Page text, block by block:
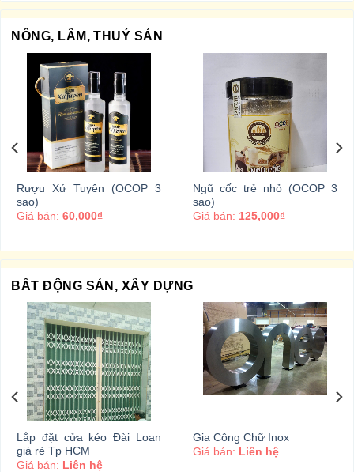
NÔNG, LÂM, THUỶ SẢN
Rượu Xứ Tuyên (OCOP 3
sao)
Giá bán: 60,000₫
Ngũ cốc trẻ nhỏ (OCOP 3
sao)
Giá bán: 125,000₫
BẤT ĐỘNG SẢN, XÂY DỰNG
Lắp đặt cửa kéo Đài Loan
giá rẻ Tp HCM
Giá bán: Liên hệ
Gia Công Chữ Inox
Giá bán: Liên hệ